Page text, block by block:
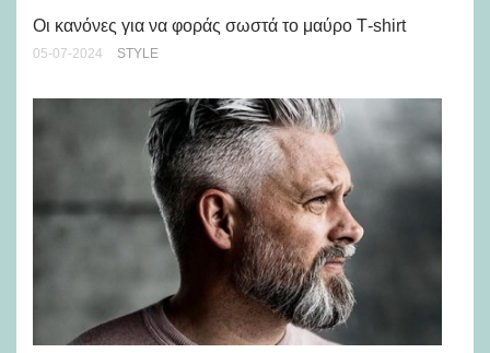
Οι κανόνες για να φοράς σωστά το μαύρο Τ-shirt
05-07-2024 STYLE